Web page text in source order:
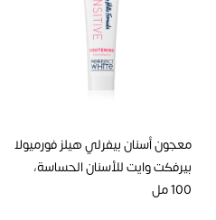
معجون أسنان بيفرلي هيلز فورميولا
بيرفكت وايت للأسنان الحساسة،
100 مل